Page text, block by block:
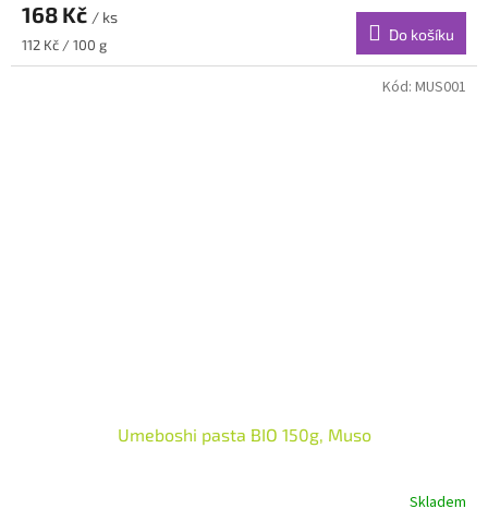
168 Kč / ks
Měrná
cena:
112 Kč / 100 g
Do košíku
Umeboshi pasta BIO 150g, Muso
Skladem
Kód: MUS001